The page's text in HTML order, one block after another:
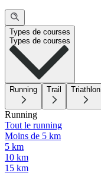
Types de courses
Types de courses
Running Trail Triathlon
Running
Tout le running
Moins de 5 km
5 km
10 km
15 km